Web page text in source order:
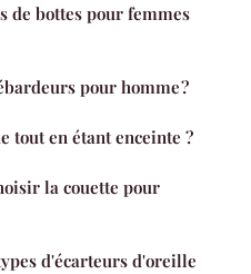
de bottes pour femmes
pour homme ?
tout en étant enceinte ?
la couette pour
d'écarteurs d'oreille